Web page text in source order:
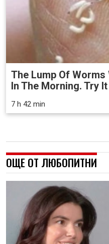
The Lump Of Worms
In The Morning. Try It
7 h 42 min
ОЩЕ ОТ ЛЮБОПИТНИ